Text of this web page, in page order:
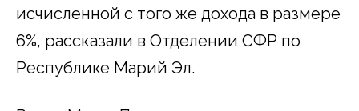
исчисленной с того же дохода в размере
6%, рассказали в Отделении СФР по
Республике Марий Эл.